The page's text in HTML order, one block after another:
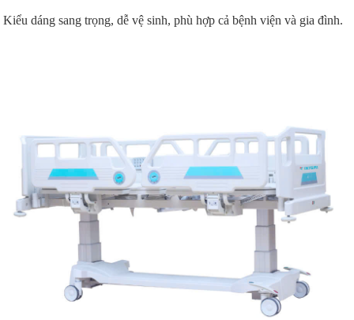
Kiểu dáng sang trọng, dễ vệ sinh, phù hợp cả bệnh viện và gia đình.